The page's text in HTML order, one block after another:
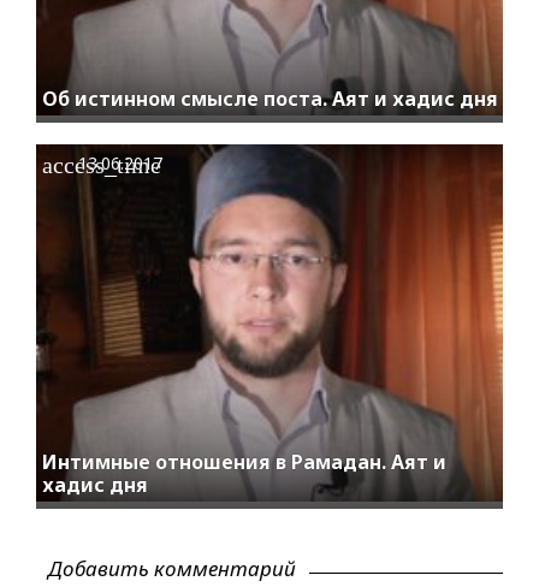
Об истинном смысле поста. Аят и хадис дня
Интимные отношения в Рамадан. Аят и
хадис дня
access_time
13.06.2017
Добавить комментарий